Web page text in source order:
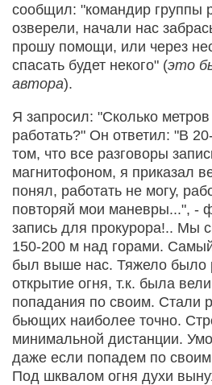
сообщил: "командир группы
озверели, начали нас
прошу помощи, или через
спасать будет некого" (это
автора).
Я запросил: "Сколько
работать?" Он ответил: "В
том, что все разговоры
магнитофоном, я приказал
понял, работать не могу,
повторяй мои маневры...", -
запись для прокурора!.. Мы
150-200 м над горами.
был выше нас. Тяжело было
открытие огня, т.к. была
попадания по своим. Стали
бьющих наиболее точно.
минимальной дистанции.
даже если попадем по
Под шквалом огня духи